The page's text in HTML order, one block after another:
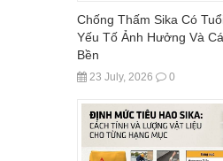
Chống Thấm Sika Có
Yếu Tố Ảnh Hưởng Và
Bền
23 July, 2026 0